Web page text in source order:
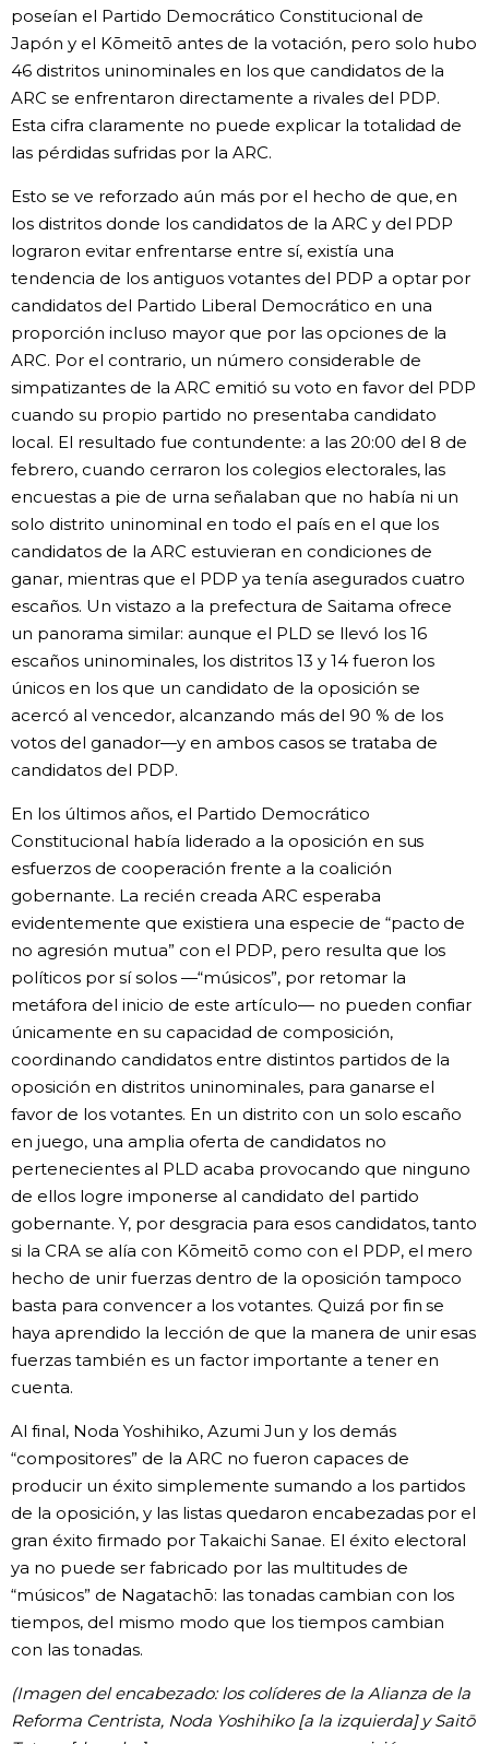
poseían el Partido Democrático Constitucional de
Japón y el Kōmeitō antes de la votación, pero solo hubo
46 distritos uninominales en los que candidatos de la
ARC se enfrentaron directamente a rivales del PDP.
Esta cifra claramente no puede explicar la totalidad de
las pérdidas sufridas por la ARC.
Esto se ve reforzado aún más por el hecho de que, en
los distritos donde los candidatos de la ARC y del PDP
lograron evitar enfrentarse entre sí, existía una
tendencia de los antiguos votantes del PDP a optar por
candidatos del Partido Liberal Democrático en una
proporción incluso mayor que por las opciones de la
ARC. Por el contrario, un número considerable de
simpatizantes de la ARC emitió su voto en favor del PDP
cuando su propio partido no presentaba candidato
local. El resultado fue contundente: a las 20:00 del 8 de
febrero, cuando cerraron los colegios electorales, las
encuestas a pie de urna señalaban que no había ni un
solo distrito uninominal en todo el país en el que los
candidatos de la ARC estuvieran en condiciones de
ganar, mientras que el PDP ya tenía asegurados cuatro
escaños. Un vistazo a la prefectura de Saitama ofrece
un panorama similar: aunque el PLD se llevó los 16
escaños uninominales, los distritos 13 y 14 fueron los
únicos en los que un candidato de la oposición se
acercó al vencedor, alcanzando más del 90 % de los
votos del ganador—y en ambos casos se trataba de
candidatos del PDP.
En los últimos años, el Partido Democrático
Constitucional había liderado a la oposición en sus
esfuerzos de cooperación frente a la coalición
gobernante. La recién creada ARC esperaba
evidentemente que existiera una especie de “pacto de
no agresión mutua” con el PDP, pero resulta que los
políticos por sí solos —“músicos”, por retomar la
metáfora del inicio de este artículo— no pueden confiar
únicamente en su capacidad de composición,
coordinando candidatos entre distintos partidos de la
oposición en distritos uninominales, para ganarse el
favor de los votantes. En un distrito con un solo escaño
en juego, una amplia oferta de candidatos no
pertenecientes al PLD acaba provocando que ninguno
de ellos logre imponerse al candidato del partido
gobernante. Y, por desgracia para esos candidatos, tanto
si la CRA se alía con Kōmeitō como con el PDP, el mero
hecho de unir fuerzas dentro de la oposición tampoco
basta para convencer a los votantes. Quizá por fin se
haya aprendido la lección de que la manera de unir esas
fuerzas también es un factor importante a tener en
cuenta.
Al final, Noda Yoshihiko, Azumi Jun y los demás
“compositores” de la ARC no fueron capaces de
producir un éxito simplemente sumando a los partidos
de la oposición, y las listas quedaron encabezadas por el
gran éxito firmado por Takaichi Sanae. El éxito electoral
ya no puede ser fabricado por las multitudes de
“músicos” de Nagatachō: las tonadas cambian con los
tiempos, del mismo modo que los tiempos cambian
con las tonadas.
(Imagen del encabezado: los colíderes de la Alianza de la
Reforma Centrista, Noda Yoshihiko [a la izquierda] y Saitō